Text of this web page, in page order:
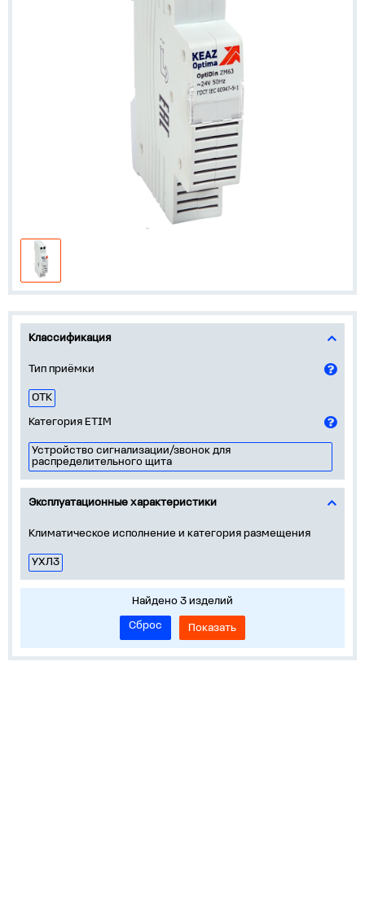
Классификация
Тип приёмки
ОТК
Категория ETIM
Устройство сигнализации/звонок для
распределительного щита
Эксплуатационные характеристики
Климатическое исполнение и категория размещения
УХЛ3
Найдено 3 изделий
Сброс
Показать